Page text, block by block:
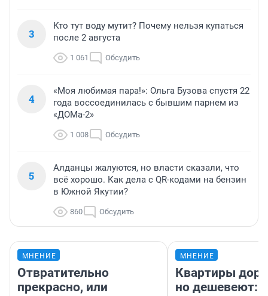
3
Кто тут воду мутит? Почему нельзя купаться
после 2 августа
1 061 Обсудить
4
«Моя любимая пара!»: Ольга Бузова спустя 22
года воссоединилась с бывшим парнем из
«ДОМа-2»
1 008 Обсудить
5
Алданцы жалуются, но власти сказали, что
всё хорошо. Как дела с QR-кодами на бензин
в Южной Якутии?
860 Обсудить
МНЕНИЕ
Отвратительно
прекрасно, или
МНЕНИЕ
Квартиры
но дешевеют: